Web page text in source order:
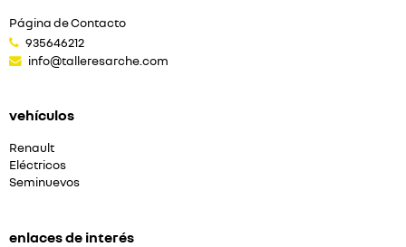
Página de Contacto
935646212
info@talleresarche.com
vehículos
Renault
Eléctricos
Seminuevos
enlaces de interés